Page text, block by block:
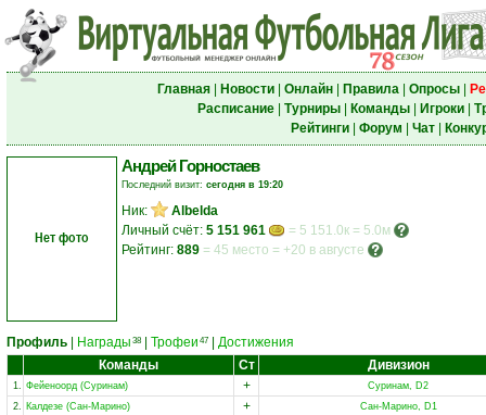
Главная| Новости| Онлайн| Правила| Опросы|
Расписание| Турниры| Команды| Игроки|
Рейтинги| Форум Чат|
Нет фото
Андрей Горностаев
Последний визит: сегодня в 19:20
Ник:
Albelda
Личный счёт: 5 151 961
= 5 151.0к = 5.0м
Рейтинг: 889 = 45 место = +20 в августе
Профиль Награды 38 Трофеи 47
Достижения
Команды
Ст Дивизион
1. Фейеноорд (Суринам) +
Суринам, D2
2. Калдезе (Сан-Марино) +
Сан-Марино, D1